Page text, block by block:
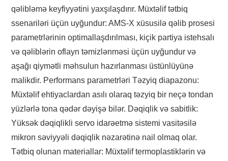
qəlibləmə keyfiyyətini yaxşılaşdırır. Müxtəlif tətbiq
ssenariləri üçün uyğundur: AMS-X xüsusilə qəlib prosesi
parametrlərinin optimallaşdırılması, kiçik partiya istehsalı
və qəliblərin oflayn təmizlənməsi üçün uyğundur və
aşağı qiymətli məhsulun hazırlanması üstünlüyünə
malikdir. Performans parametrləri Təzyiq diapazonu:
Müxtəlif ehtiyaclardan asılı olaraq təzyiq bir neçə tondan
yüzlərlə tona qədər dəyişə bilər. Dəqiqlik və sabitlik:
Yüksək dəqiqlikli servo idarəetmə sistemi vasitəsilə
mikron səviyyəli dəqiqlik nəzarətinə nail olmaq olar.
Tətbiq olunan materiallar: Müxtəlif termoplastiklərin və